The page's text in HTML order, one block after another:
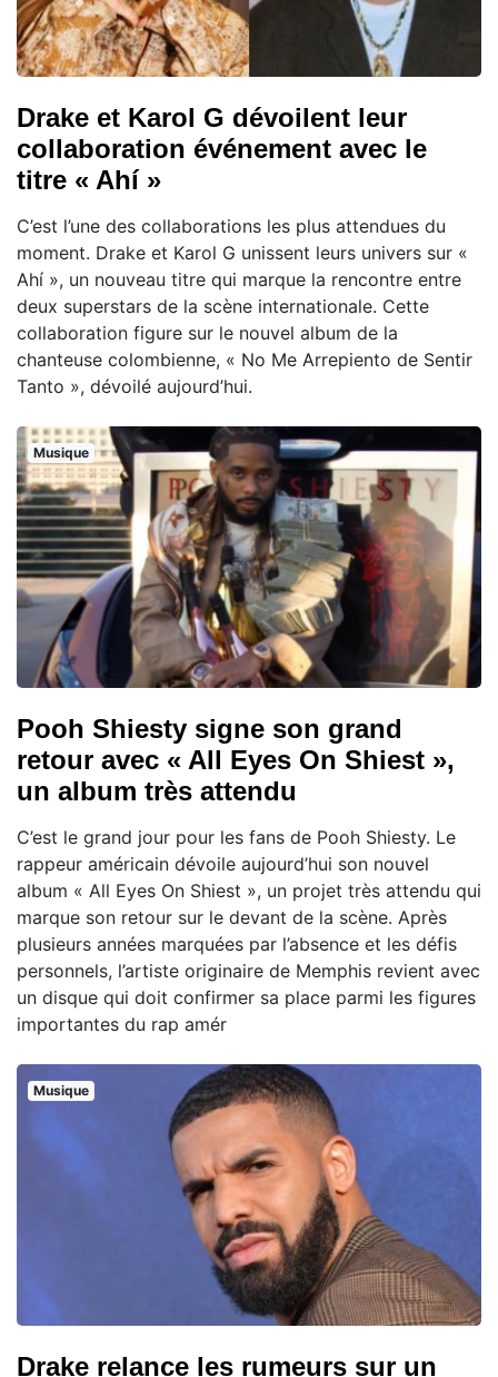
Drake et Karol G dévoilent leur
collaboration événement avec le
titre « Ahí »
C’est l’une des collaborations les plus attendues du
moment. Drake et Karol G unissent leurs univers sur «
Ahí », un nouveau titre qui marque la rencontre entre
deux superstars de la scène internationale. Cette
collaboration figure sur le nouvel album de la
chanteuse colombienne, « No Me Arrepiento de Sentir
Tanto », dévoilé aujourd’hui.
Musique
Pooh Shiesty signe son grand
retour avec « All Eyes On Shiest »,
un album très attendu
C’est le grand jour pour les fans de Pooh Shiesty. Le
rappeur américain dévoile aujourd’hui son nouvel
album « All Eyes On Shiest », un projet très attendu qui
marque son retour sur le devant de la scène. Après
plusieurs années marquées par l’absence et les défis
personnels, l’artiste originaire de Memphis revient avec
un disque qui doit confirmer sa place parmi les figures
importantes du rap amér
Musique
Drake relance les rumeurs sur un